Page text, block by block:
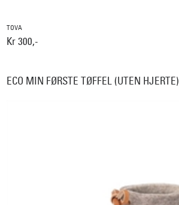
TOVA
Kr 300,-
ECO MIN FØRSTE TØFFEL (UTEN HJERTE)